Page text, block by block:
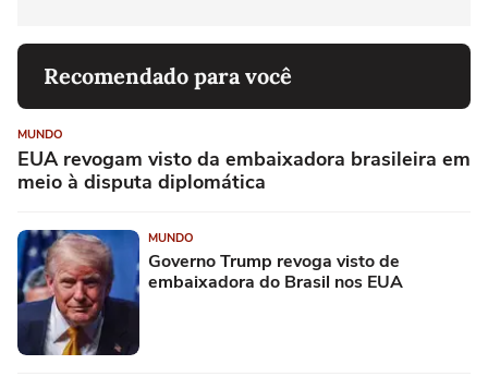
Recomendado para você
MUNDO
EUA revogam visto da embaixadora brasileira em
meio à disputa diplomática
MUNDO
Governo Trump revoga visto de
embaixadora do Brasil nos EUA